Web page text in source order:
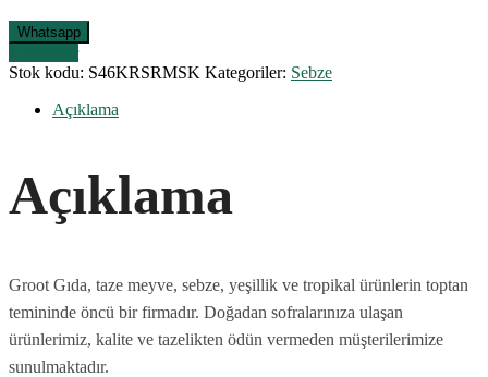
Whatsapp
Stok kodu: S46KRSRMSK Kategoriler: Sebze
Açıklama
Açıklama
Groot Gıda, taze meyve, sebze, yeşillik ve tropikal ürünlerin toptan
temininde öncü bir firmadır. Doğadan sofralarınıza ulaşan
ürünlerimiz, kalite ve tazelikten ödün vermeden müşterilerimize
sunulmaktadır.